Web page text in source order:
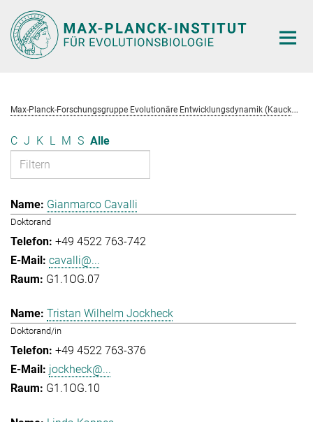
Hauptinhalt
M
ax-Planck-Forschungsgruppe Evolutionäre Entwicklungsdynamik (Kaucká)
C J K L M S Alle
Gianmarco Cavalli
Doktorand
+49 4522 763-742
cavalli@...
G1.1OG.07
Tristan Wilhelm Jockheck
Doktorand/in
+49 4522 763-376
jockheck@...
G1.1OG.10